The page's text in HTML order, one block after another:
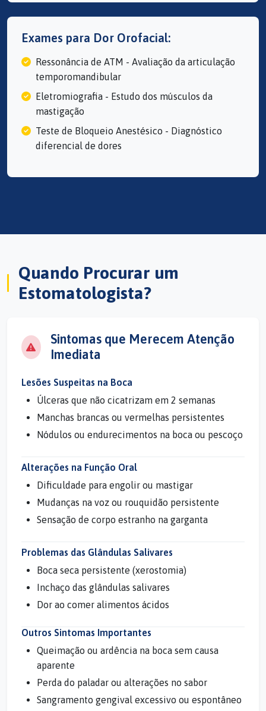
Exames para Dor Orofacial:
Ressonância de ATM - Avaliação da articulação
temporomandibular
Eletromiografia - Estudo dos músculos da
mastigação
Teste de Bloqueio Anestésico - Diagnóstico
diferencial de dores
Quando Procurar um
Estomatologista?
Sintomas que Merecem Atenção
Imediata
Lesões Suspeitas na Boca
Úlceras que não cicatrizam em 2 semanas
Manchas brancas ou vermelhas persistentes
Nódulos ou endurecimentos na boca ou pescoço
Alterações na Função Oral
Dificuldade para engolir ou mastigar
Mudanças na voz ou rouquidão persistente
Sensação de corpo estranho na garganta
Problemas das Glândulas Salivares
Boca seca persistente (xerostomia)
Inchaço das glândulas salivares
Dor ao comer alimentos ácidos
Outros Sintomas Importantes
Queimação ou ardência na boca sem causa
aparente
Perda do paladar ou alterações no sabor
Sangramento gengival excessivo ou espontâneo